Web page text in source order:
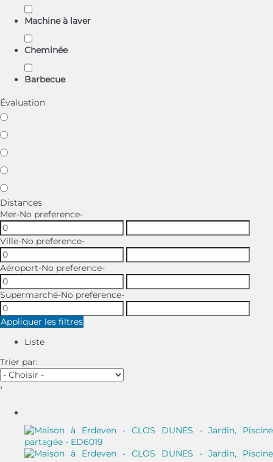
Machine à laver
Cheminée
Barbecue
Évaluation
Distances
Mer-No preference-
Ville-No preference-
Aéroport-No preference-
Supermarché-No preference-
Appliquer les filtres
Liste
Trier par:
›